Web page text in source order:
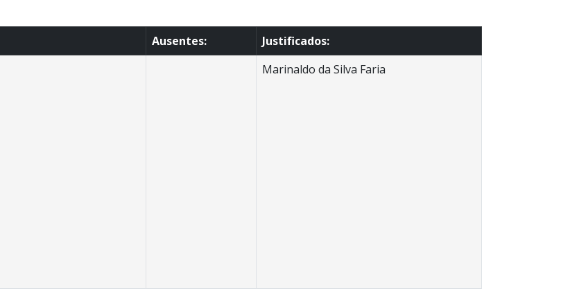
Ausentes:
Justificados:
Marinaldo da Silva Faria